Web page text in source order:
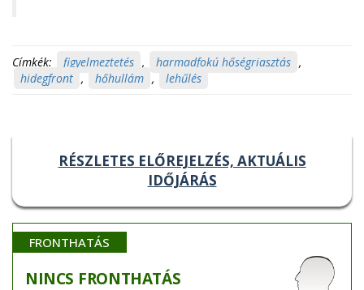
Címkék: figyelmeztetés , harmadfokú hőségriasztás ,
hidegfront , hőhullám , lehűlés
RÉSZLETES ELŐREJELZÉS, AKTUÁLIS
IDŐJÁRÁS
FRONTHATÁS
NINCS FRONTHATÁS